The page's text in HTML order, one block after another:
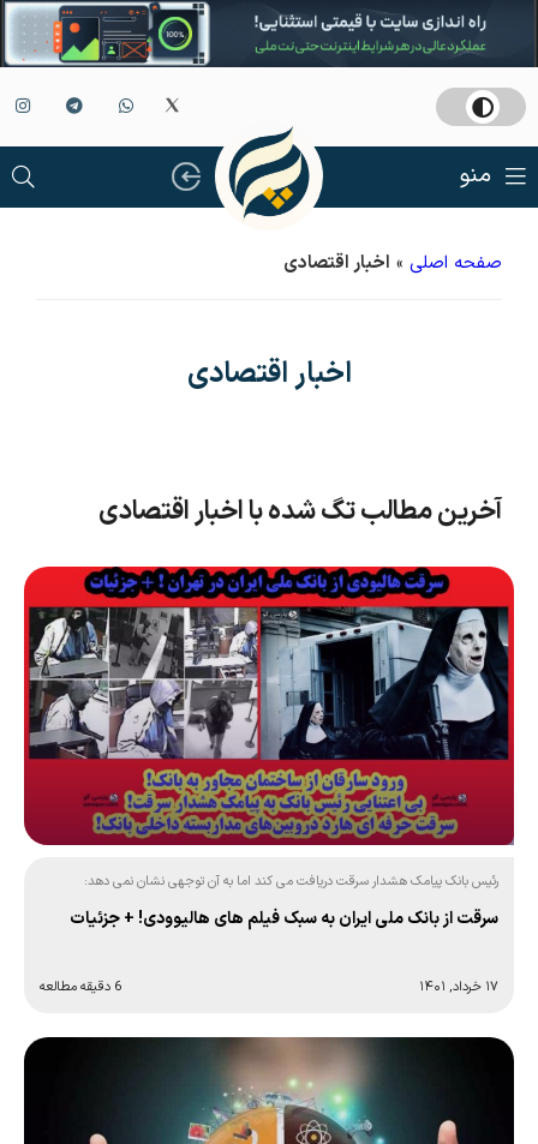
منو
صفحه اصلی » اخبار اقتصادی
اخبار اقتصادی
آخرین مطالب تگ شده با اخبار اقتصادی
رئیس بانک پیامک هشدار سرقت دریافت می کند اما به آن توجهی نشان نمی دهد:
سرقت از بانک ملی ایران به سبک فیلم های هالیوودی! + جزئیات
۱۷ خرداد, ۱۴۰۱ 6 دقیقه مطالعه